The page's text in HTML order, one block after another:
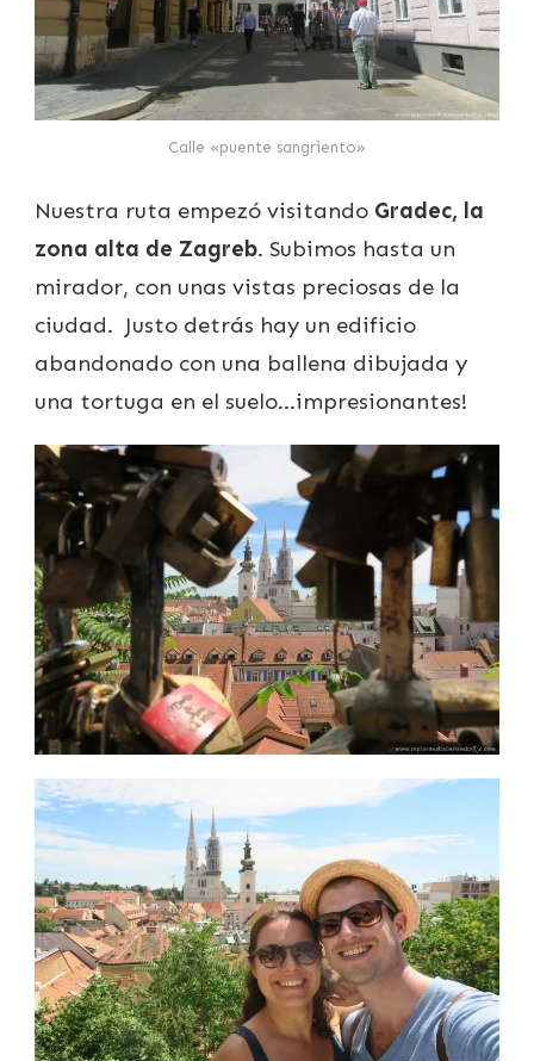
Calle «puente sangriento»
Nuestra ruta empezó visitando Gradec, la
zona alta de Zagreb. Subimos hasta un
mirador, con unas vistas preciosas de la
ciudad. Justo detrás hay un edificio
abandonado con una ballena dibujada y
una tortuga en el suelo…impresionantes!